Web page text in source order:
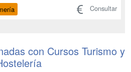
de Cabina de Pasajeros y
de Técnicos de Operaciones
compañías aéreas en la
Consultar
con Cursos Turismo y